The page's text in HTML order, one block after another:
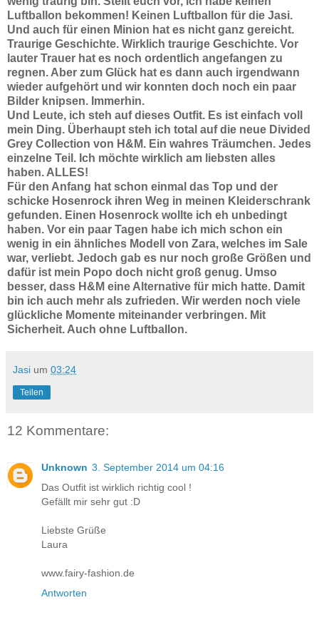
Luftballon bekommen! Keinen Luftballon für die Jasi.
Und auch für einen Minion hat es nicht ganz gereicht.
Traurige Geschichte. Wirklich traurige Geschichte. Vor
lauter Trauer hat es noch ordentlich angefangen zu
regnen. Aber zum Glück hat es dann auch irgendwann
wieder aufgehört und wir konnten doch noch ein paar
Bilder knipsen. Immerhin.
Und Leute, ich steh auf dieses Outfit. Es ist einfach voll
mein Ding. Überhaupt steh ich total auf die neue Divided
Grey Collection von H&M. Ein wahres Träumchen. Jedes
einzelne Teil. Ich möchte wirklich am liebsten alles
haben. ALLES!
Für den Anfang hat schon einmal das Top und der
schicke Hosenrock ihren Weg in meinen Kleiderschrank
gefunden. Einen Hosenrock wollte ich eh unbedingt
haben. Vor ein paar Tagen habe ich mich schon ein
wenig in ein ähnliches Modell von Zara, welches im Sale
war, verliebt. Jedoch gab es nur noch große Größen und
dafür ist mein Popo doch nicht groß genug. Umso
besser, dass H&M eine Alternative für mich hatte. Damit
bin ich auch mehr als zufrieden. Wir werden noch viele
glückliche Momente miteinander verbringen. Mit
Sicherheit. Auch ohne Luftballon.
Jasi um 03:24
Teilen
12 Kommentare:
Unknown 3. September 2014 um 04:16
Das Outfit ist wirklich richtig cool !
Gefällt mir sehr gut :D
Liebste Grüße
Laura
www.fairy-fashion.de
Antworten